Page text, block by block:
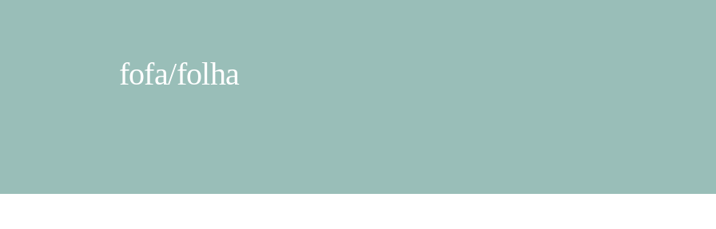
fofa/folha